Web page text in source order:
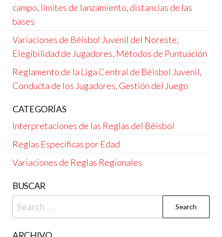
campo, límites de lanzamiento, distancias de las
bases
Variaciones de Béisbol Juvenil del Noreste,
Elegibilidad de Jugadores, Métodos de Puntuación
Reglamento de la Liga Central de Béisbol Juvenil,
Conducta de los Jugadores, Gestión del Juego
CATEGORÍAS
Interpretaciones de las Reglas del Béisbol
Reglas Específicas por Edad
Variaciones de Reglas Regionales
BUSCAR
Search
for: